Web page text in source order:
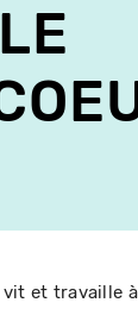
et travaille